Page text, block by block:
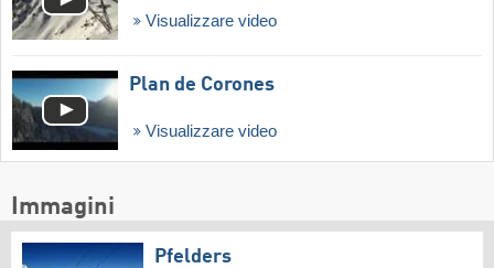
Visualizzare video
Plan de Corones
Visualizzare video
Immagini
Pfelders